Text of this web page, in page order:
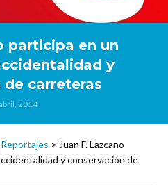
participa en un
y
carreteras
2014
> Juan F. Lazcano
y conservación de